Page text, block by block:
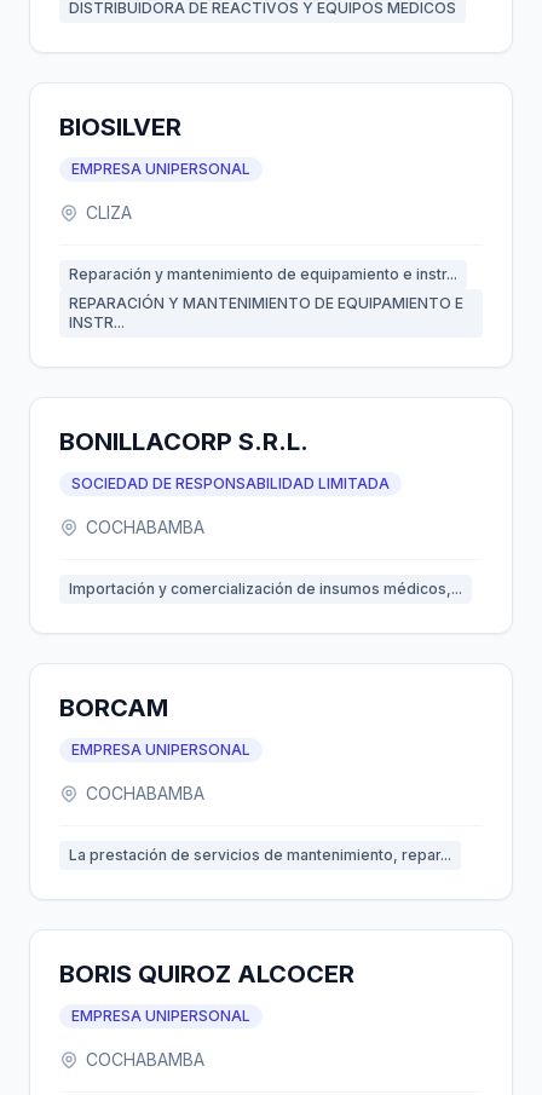
DISTRIBUIDORA DE REACTIVOS Y EQUIPOS MEDICOS
BIOSILVER
EMPRESA UNIPERSONAL
CLIZA
Reparación y mantenimiento de equipamiento e instr...
REPARACIÓN Y MANTENIMIENTO DE EQUIPAMIENTO E
INSTR...
BONILLACORP S.R.L.
SOCIEDAD DE RESPONSABILIDAD LIMITADA
COCHABAMBA
Importación y comercialización de insumos médicos,...
BORCAM
EMPRESA UNIPERSONAL
COCHABAMBA
La prestación de servicios de mantenimiento, repar...
BORIS QUIROZ ALCOCER
EMPRESA UNIPERSONAL
COCHABAMBA